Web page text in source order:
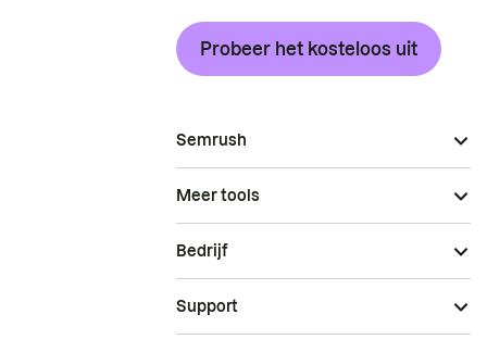
Probeer het kosteloos uit
Semrush
Meer tools
Bedrijf
Support